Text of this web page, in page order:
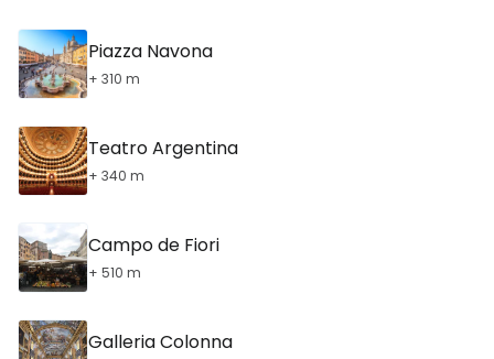
Piazza Navona
+ 310 m
Teatro Argentina
+ 340 m
Campo de Fiori
+ 510 m
Galleria Colonna